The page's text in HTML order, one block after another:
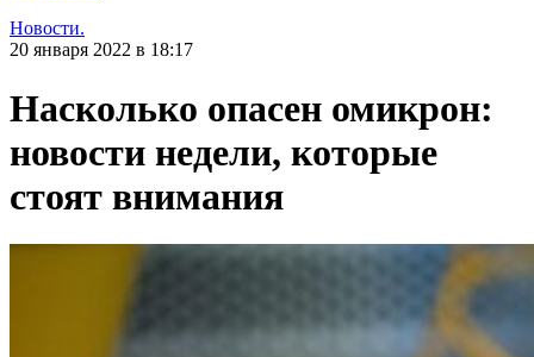
Новости.
20 января 2022 в 18:17
Насколько опасен омикрон:
новости недели, которые
стоят внимания